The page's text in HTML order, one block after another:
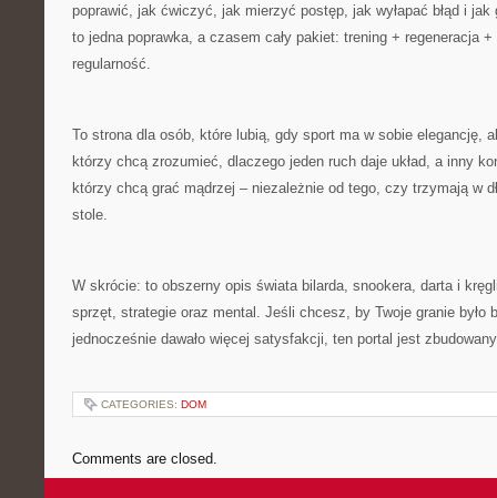
poprawić, jak ćwiczyć, jak mierzyć postęp, jak wyłapać błąd i
to jedna poprawka, a czasem cały pakiet: trening + regeneracja
regularność.
To strona dla osób, które lubią, gdy sport ma w sobie elegancję,
którzy chcą zrozumieć, dlaczego jeden ruch daje układ, a inny
którzy chcą grać mądrzej – niezależnie od tego, czy trzymają w
stole.
W skrócie: to obszerny opis świata bilarda, snookera, darta i
sprzęt, strategie oraz mental. Jeśli chcesz, by Twoje granie było
jednocześnie dawało więcej satysfakcji, ten portal jest
CATEGORIES: DOM
Comments are closed.